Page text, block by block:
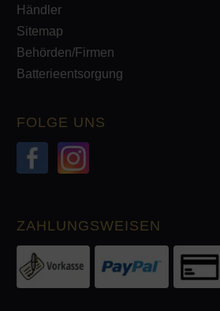
Händler
Sitemap
Behörden/Firmen
Batterieentsorgung
FOLGE UNS
ZAHLUNGSWEISEN